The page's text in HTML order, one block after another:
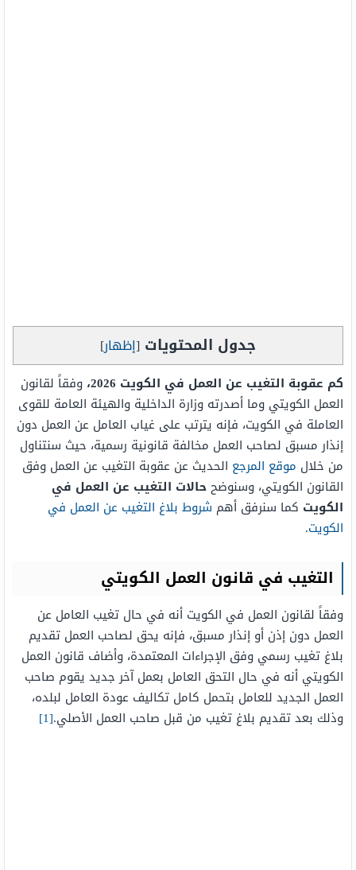
جدول المحتويات [إظهار]
كم عقوبة التغيب عن العمل في الكويت 2026،
وفقاً لقانون
العمل الكويتي وما أصدرته وزارة الداخلية والهيئة العامة للقوى
العاملة في الكويت، فإنه يترتب على غياب العامل عن العمل دون
إنذار مسبق لصاحب العمل مخالفة قانونية رسمية، حيث سنتناول
من خلال موقع المرجع الحديث عن عقوبة التغيب عن العمل وفق
القانون الكويتي، وسنوضححالات التغيب عن العمل في
الكويت كما سنرفق أهم شروط بلاغ التغيب عن العمل في
الكويت.
التغيب في قانون العمل الكويتي
وفقاً لقانون العمل في الكويت أنه في حال تغيب العامل عن
العمل دون إذن أو إنذار مسبق، فإنه يحق لصاحب العمل تقديم
بلاغ تغيب رسمي وفق الإجراءات المعتمدة، وأضاف قانون العمل
الكويتي أنه في حال التحق العامل بعمل آخر جديد يقوم صاحب
العمل الجديد للعامل بتحمل كامل تكاليف عودة العامل لبلده،
وذلك بعد تقديم بلاغ تغيب من قبل صاحب العمل الأصلي.[1]